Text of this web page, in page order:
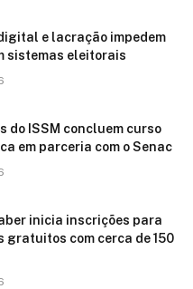
e lacração impedem
sistemas eleitorais
do ISSM concluem curso
em parceria com o Senac
inicia inscrições para
gratuitos com cerca de 150